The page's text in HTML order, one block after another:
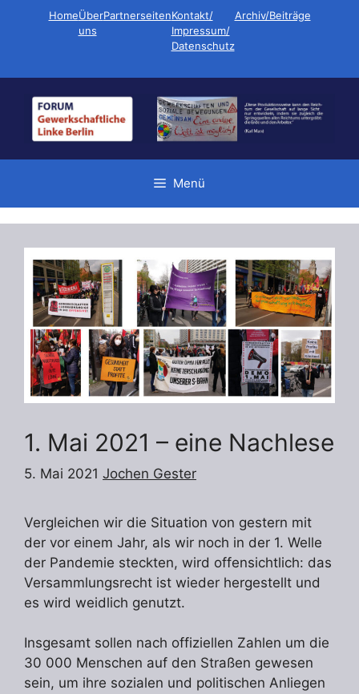
HomeÜber
uns
PartnerseitenKontakt/
Impressum/
Datenschutz
Archiv/Beiträge
Menü
1. Mai 2021 – eine Nachlese
5. Mai 2021 Jochen Gester
Vergleichen wir die Situation von gestern mit
der vor einem Jahr, als wir noch in der 1. Welle
der Pandemie steckten, wird offensichtlich: das
Versammlungsrecht ist wieder hergestellt und
es wird weidlich genutzt.
Insgesamt sollen nach offiziellen Zahlen um die
30 000 Menschen auf den Straßen gewesen
sein, um ihre sozialen und politischen Anliegen